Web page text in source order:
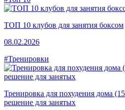
ТОП 10 клубов для занятия боксом
08.02.2026
#Тренировки
Тренировка для похудения дома
решение для занятых